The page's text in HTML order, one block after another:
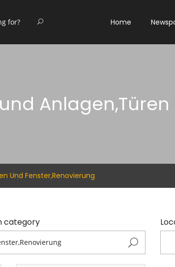
Home
Anlagen,Türen
Und Fenster,Renovierung
category